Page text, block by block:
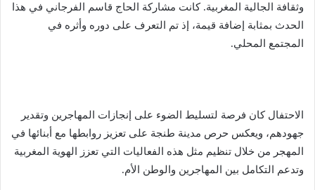
وثقافة الجالية المغربية. كانت مشاركة الحاج قاسم الفرجاني في هذا
الحدث بمثابة إضافة قيمة، إذ تم التعرف على دوره وأثره في
المجتمع المحلي.
الاحتفال كان فرصة لتسليط الضوء على إنجازات المهاجرين وتقدير
جهودهم، ويعكس حرص مدينة طنجة على تعزيز روابطها مع أبنائها في
المهجر من خلال تنظيم مثل هذه الفعاليات التي تعزز الهوية المغربية
وتدعم التكامل بين المهاجرين والوطن الأم.